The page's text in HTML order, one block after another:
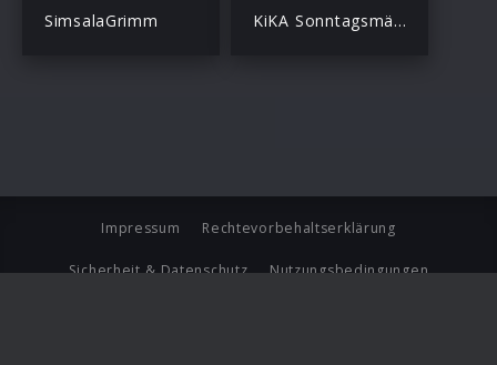
SimsalaGrimm KiKA Sonntagsmärchen
Impressum Rechtevorbehaltserklärung
Sicherheit & Datenschutz Nutzungsbedingungen